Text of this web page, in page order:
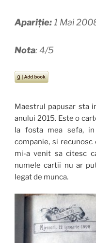
Apariție:1 Mai
Nota: 4/5
Maestrul papusar sta
anului 2015. Este o
la fosta mea sefa,
companie, si
mi-a venit sa citesc
numele cartii nu ar
legat de munca.